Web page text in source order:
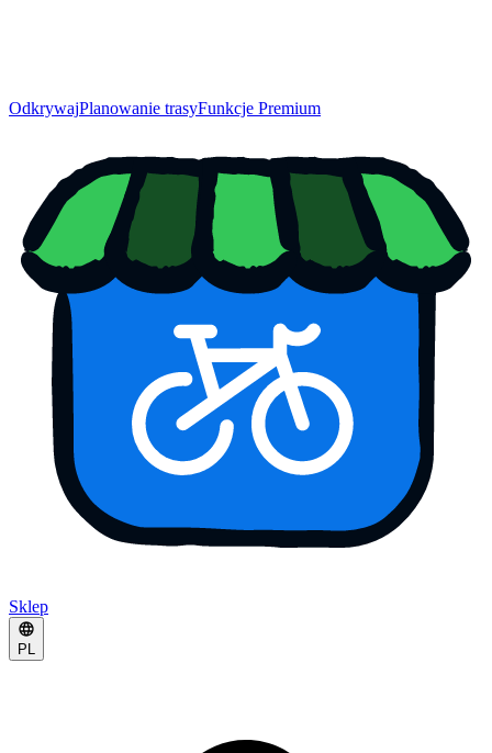
OdkrywajPlanowanie trasyFunkcje Premium
Sklep
PL